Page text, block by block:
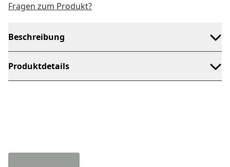
Fragen zum Produkt?
Beschreibung
Produktdetails